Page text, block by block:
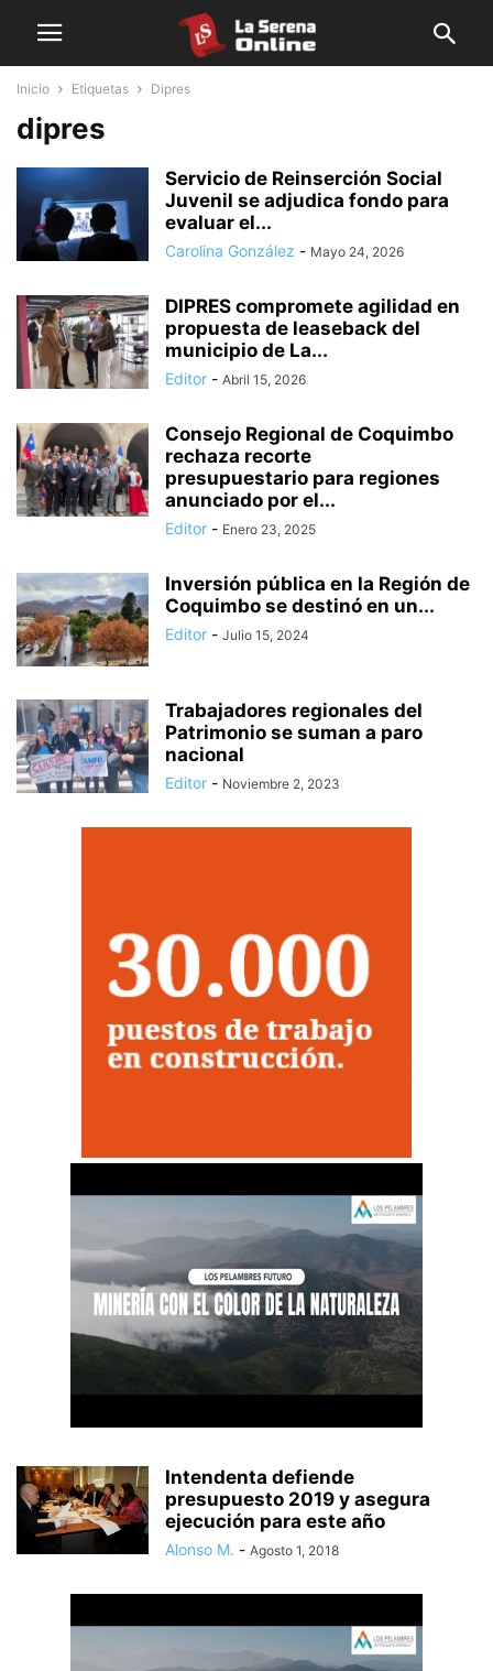
Inicio Etiquetas Dipres
dipres
Servicio de Reinserción Social
Juvenil se adjudica fondo para
evaluar el...
Carolina González - Mayo 24, 2026
DIPRES compromete agilidad en
propuesta de leaseback del
municipio de La...
Editor - Abril 15, 2026
Consejo Regional de Coquimbo
rechaza recorte
presupuestario para regiones
anunciado por el...
Editor - Enero 23, 2025
Inversión pública en la Región de
Coquimbo se destinó en un...
Editor - Julio 15, 2024
Trabajadores regionales del
Patrimonio se suman a paro
nacional
Editor - Noviembre 2, 2023
Intendenta defiende
presupuesto 2019 y asegura
ejecución para este año
Alonso M. - Agosto 1, 2018